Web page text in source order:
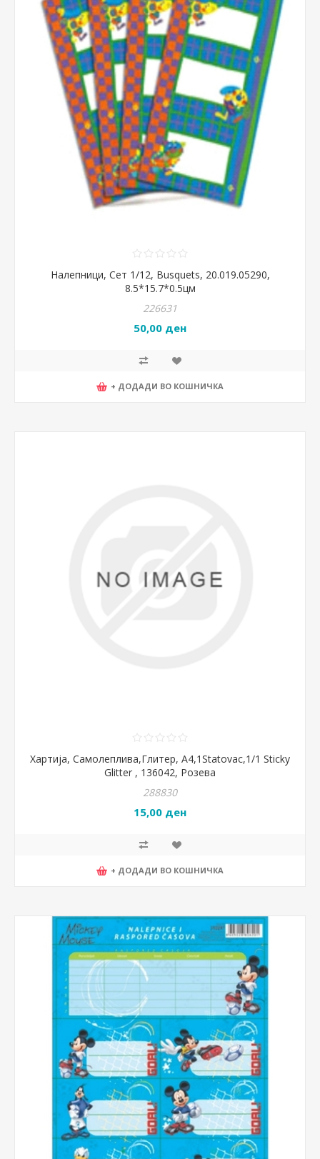
Налепници, Сет 1/12, Busquets, 20.019.05290,
8.5*15.7*0.5цм
226631
50,00 ден
+ ДОДАДИ ВО КОШНИЧКА
Хартија, Самолеплива,Глитер, А4,1Statovac,1/1 Sticky
Glitter , 136042, Розева
288830
15,00 ден
+ ДОДАДИ ВО КОШНИЧКА